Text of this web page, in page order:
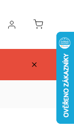
AIKIDO